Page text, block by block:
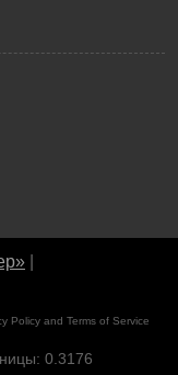
Policy and Terms of Service
0.3176